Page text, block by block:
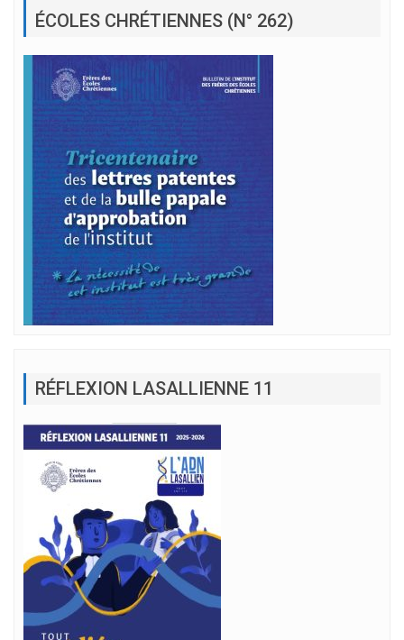
ÉCOLES CHRÉTIENNES (N° 262)
RÉFLEXION LASALLIENNE 11